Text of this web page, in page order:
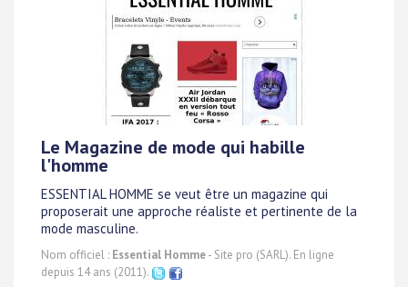
Le Magazine de mode qui habille
l'homme
ESSENTIAL HOMME se veut être un magazine qui
proposerait une approche réaliste et pertinente de la
mode masculine.
Nom officiel : Essential Homme- Site pro (SARL). En ligne
depuis 14 ans (2011).